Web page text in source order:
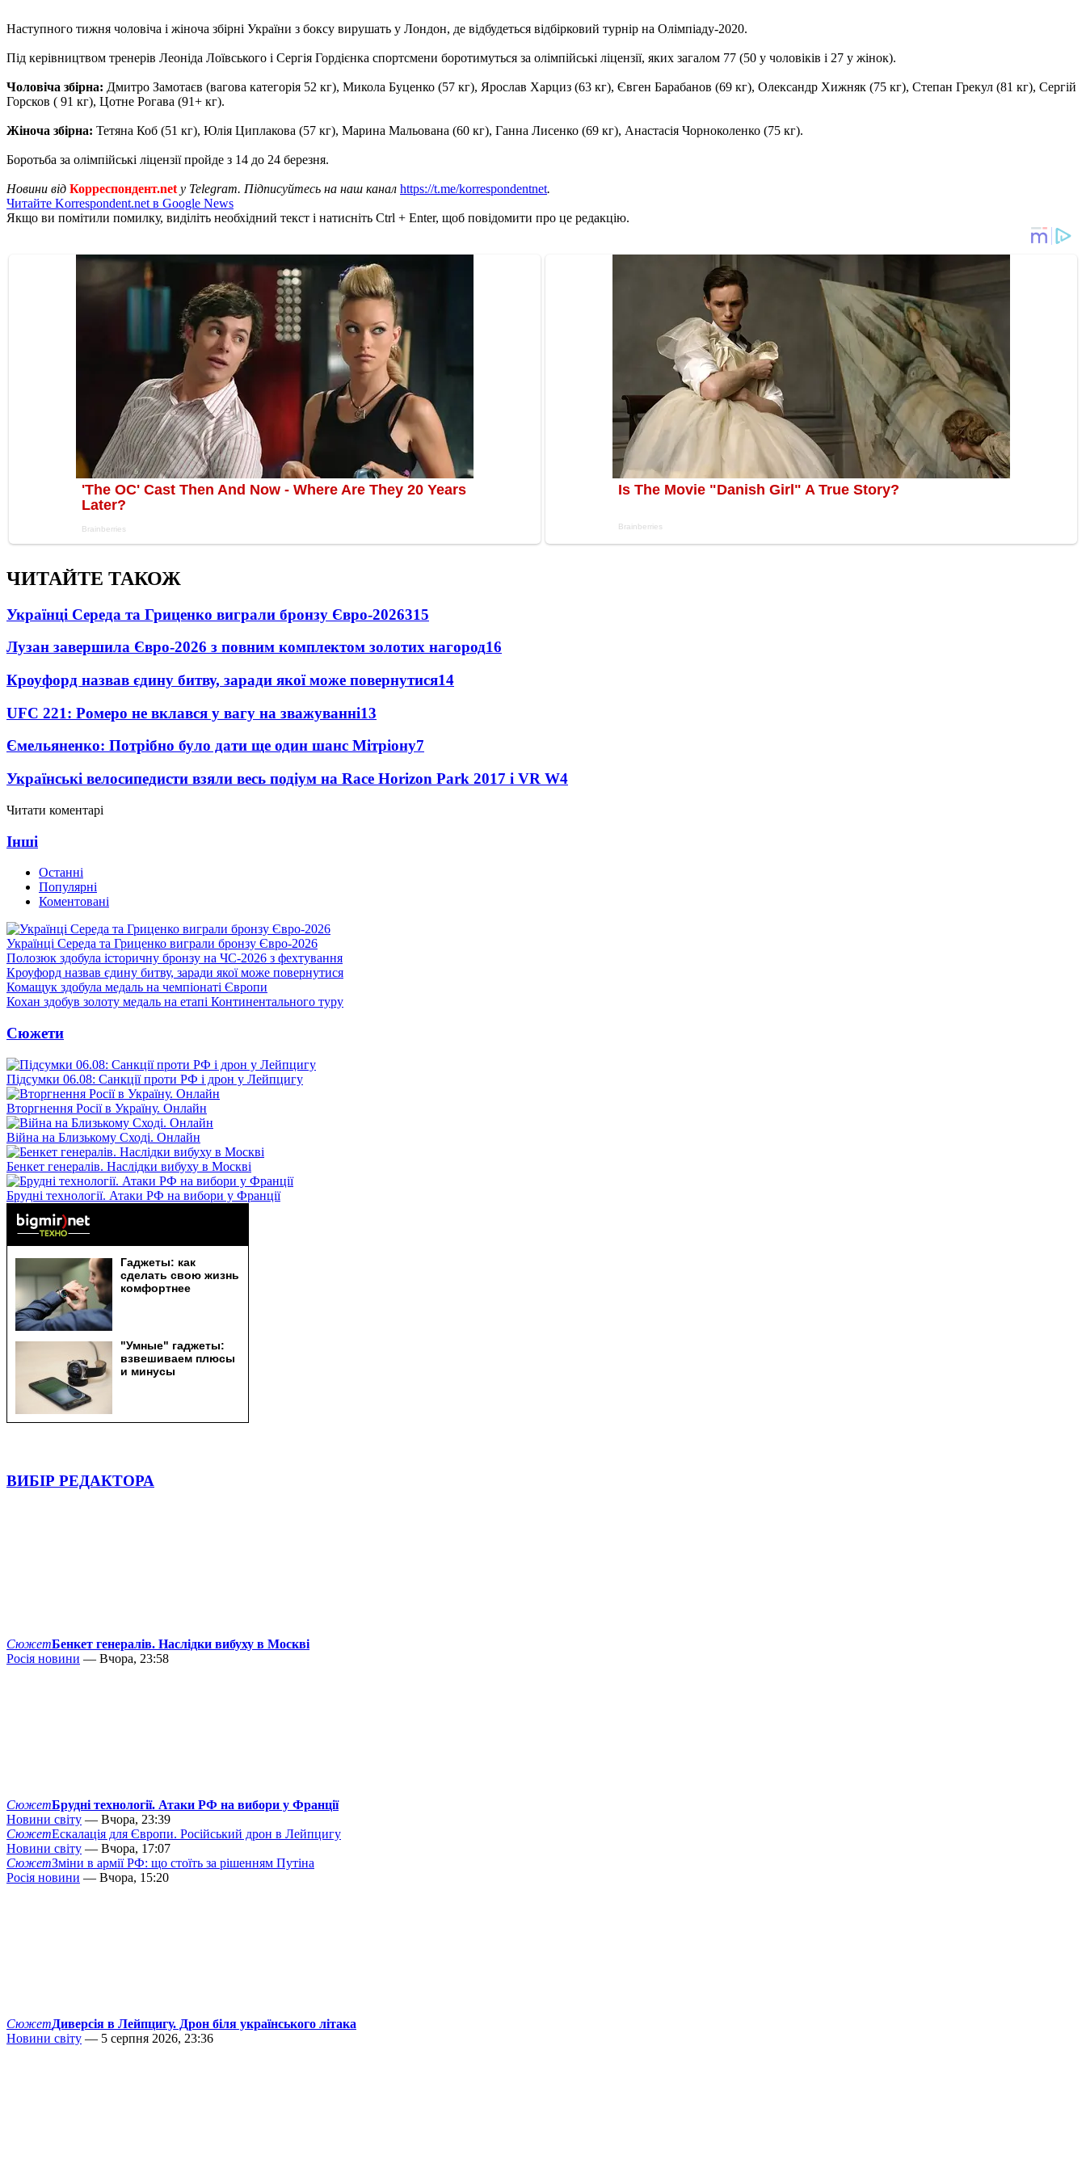
Наступного тижня чоловіча і жіноча збірні України з боксу вирушать у Лондон, де відбудеться відбірковий турнір на Олімпіаду-2020.
Під керівництвом тренерів Леоніда Лоївського і Сергія Гордієнка спортсмени боротимуться за олімпійські ліцензії, яких загалом 77 (50 у чоловіків і 27 у жінок).
Чоловіча збірна: Дмитро Замотаєв (вагова категорія 52 кг), Микола Буценко (57 кг), Ярослав Харциз (63 кг), Євген Барабанов (69 кг), Олександр Хижняк (75 кг), Степан Грекул (81 кг), Сергій
Горсков ( 91 кг), Цотне Рогава (91+ кг).
Жіноча збірна: Тетяна Коб (51 кг), Юлія Циплакова (57 кг), Марина Мальована (60 кг), Ганна Лисенко (69 кг), Анастасія Чорноколенко (75 кг).
Боротьба за олімпійські ліцензії пройде з 14 до 24 березня.
Новини від Корреспондент.net у Telegram. Підписуйтесь на наш канал https://t.me/korrespondentnet.
Читайте Korrespondent.net в Google News
Якщо ви помітили помилку, виділіть необхідний текст і натисніть Ctrl + Enter, щоб повідомити про це редакцію.
ЧИТАЙТЕ ТАКОЖ
Українці Середа та Гриценко виграли бронзу Євро-2026315
Лузан завершила Євро-2026 з повним комплектом золотих нагород16
Кроуфорд назвав єдину битву, заради якої може повернутися14
UFC 221: Ромеро не вклався у вагу на зважуванні13
Ємельяненко: Потрібно було дати ще один шанс Мітріону7
Українські велосипедисти взяли весь подіум на Race Horizon Park 2017 і VR W4
Читати коментарі
Інші
Останні
Популярні
Коментовані
Українці Середа та Гриценко виграли бронзу Євро-2026
Полозюк здобула історичну бронзу на ЧС-2026 з фехтування
Кроуфорд назвав єдину битву, заради якої може повернутися
Комащук здобула медаль на чемпіонаті Європи
Кохан здобув золоту медаль на етапі Континентального туру
Сюжети
Підсумки 06.08: Санкції проти РФ і дрон у Лейпцигу
Вторгнення Росії в Україну. Онлайн
Війна на Близькому Сході. Онлайн
Бенкет генералів. Наслідки вибуху в Москві
Брудні технології. Атаки РФ на вибори у Франції
ВИБІР РЕДАКТОРА
СюжетБенкет генералів. Наслідки вибуху в Москві
Росія новини — Вчора, 23:58
СюжетБрудні технології. Атаки РФ на вибори у Франції
Новини світу — Вчора, 23:39
СюжетЕскалація для Європи. Російський дрон в Лейпцигу
Новини світу — Вчора, 17:07
СюжетЗміни в армії РФ: що стоїть за рішенням Путіна
Росія новини — Вчора, 15:20
СюжетДиверсія в Лейпцигу. Дрон біля українського літака
Новини світу — 5 серпня 2026, 23:36